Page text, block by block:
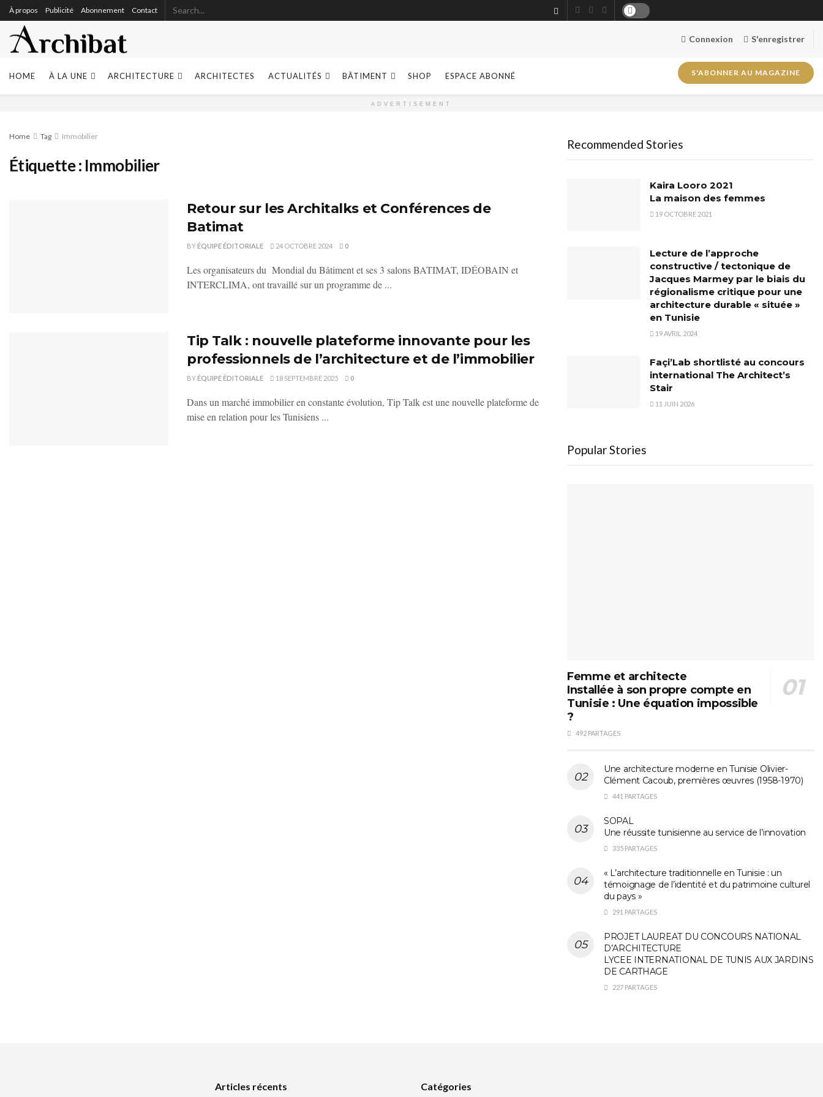
À propos Publicité Abonnement Contact
Connexion S'enregistrer
HOME À LA UNE ARCHITECTURE ARCHITECTES ACTUALITÉS BÂTIMENT SHOP ESPACE ABONNÉ S'ABONNER AU MAGAZINE
ADVERTISEMENT
Home Tag Immobilier
Étiquette : Immobilier
Retour sur les Architalks et Conférences de
Batimat
BYÉQUIPE ÉDITORIALE 24 OCTOBRE 2024 0
Les organisateurs du Mondial du Bâtiment et ses 3 salons BATIMAT, IDÉOBAIN et
INTERCLIMA, ont travaillé sur un programme de ...
Tip Talk : nouvelle plateforme innovante pour les
professionnels de l’architecture et de l’immobilier
BYÉQUIPE ÉDITORIALE 18 SEPTEMBRE 2025 0
Dans un marché immobilier en constante évolution, Tip Talk est une nouvelle plateforme de
mise en relation pour les Tunisiens ...
Recommended Stories
Kaira Looro 2021
La maison des femmes
19 OCTOBRE 2021
Lecture de l’approche
constructive / tectonique de
Jacques Marmey par le biais du
régionalisme critique pour une
architecture durable « située »
en Tunisie
19 AVRIL 2024
Façi’Lab shortlisté au concours
international The Architect’s
Stair
11 JUIN 2026
Popular Stories
Femme et architecte
Installée à son propre compte en
Tunisie : Une équation impossible
?
492 PARTAGES
Une architecture moderne en Tunisie Olivier-
Clément Cacoub, premières œuvres (1958-1970)
441 PARTAGES
SOPAL
Une réussite tunisienne au service de l’innovation
335 PARTAGES
« L’architecture traditionnelle en Tunisie : un
témoignage de l’identité et du patrimoine culturel
du pays »
291 PARTAGES
PROJET LAUREAT DU CONCOURS NATIONAL
D’ARCHITECTURE
LYCEE INTERNATIONAL DE TUNIS AUX JARDINS
DE CARTHAGE
227 PARTAGES
Articles récents Catégories